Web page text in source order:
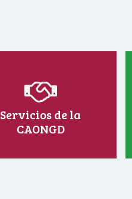
Servicios de la
CAONGD